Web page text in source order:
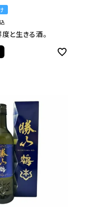
と生きる酒。